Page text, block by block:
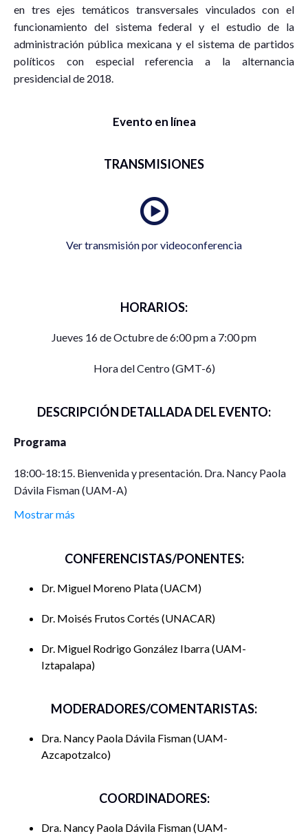
en tres ejes temáticos transversales vinculados con el
funcionamiento del sistema federal y el estudio de la
administración pública mexicana y el sistema de partidos
políticos con especial referencia a la alternancia
presidencial de 2018.
Evento en línea
TRANSMISIONES
Ver transmisión por videoconferencia
HORARIOS:
Jueves 16 de Octubre de 6:00 pm a 7:00 pm
Hora del Centro (GMT-6)
DESCRIPCIÓN DETALLADA DEL EVENTO:
Programa
18:00-18:15. Bienvenida y presentación. Dra. Nancy Paola
Dávila Fisman (UAM-A)
18:15-18-30. Intervención Dr. Moisés Frutos Cortés
Ibarra (UAM-Iztapalapa)
18:45-19:10. Intervención Dr. Miguel Moreno Plata
19:10-19-20. Reflexiones finales
https://publicaciones.uacm.edu.mx/gpd-debates-sobre-
9786078939732-663530b17cd58.html
Mostrar más
CONFERENCISTAS/PONENTES:
Dr. Miguel Moreno Plata UACM
Dr. Moisés Frutos Cortés UNACAR
Dr. Miguel Rodrigo González Ibarra UAM-
Iztapalapa
MODERADORES/COMENTARISTAS:
Dra. Nancy Paola Dávila Fisman UAM-
Azcapotzalco
COORDINADORES:
Dra. Nancy Paola Dávila Fisman UAM-